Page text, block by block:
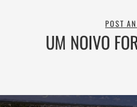
POST
UM NOIVO